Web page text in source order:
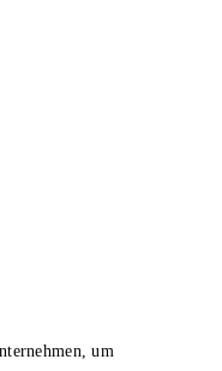
um